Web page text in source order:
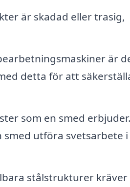
är skadad eller trasig,
är
detta för att
som en smed erbjuder.
utföra svetsarbete i
stålstrukturer kräver